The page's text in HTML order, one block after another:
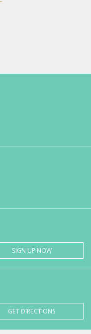
SIGN UP NOW
GET DIRECTIONS